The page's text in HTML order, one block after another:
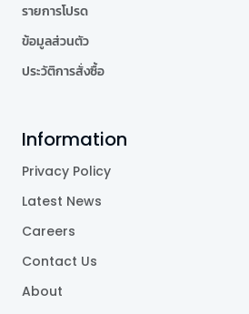
รายการโปรด
ข้อมูลส่วนตัว
ประวัติการสั่งซื้อ
Information
Privacy Policy
Latest News
Careers
Contact Us
About